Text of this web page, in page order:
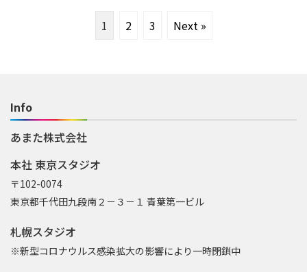
1 2 3 Next »
Info
あまた株式会社
本社 東京スタジオ
〒102-0074
東京都千代田九段南２－３－１ 青葉第一ビル
札幌スタジオ
※新型コロナウルス感染拡大の影響により一時閉鎖中